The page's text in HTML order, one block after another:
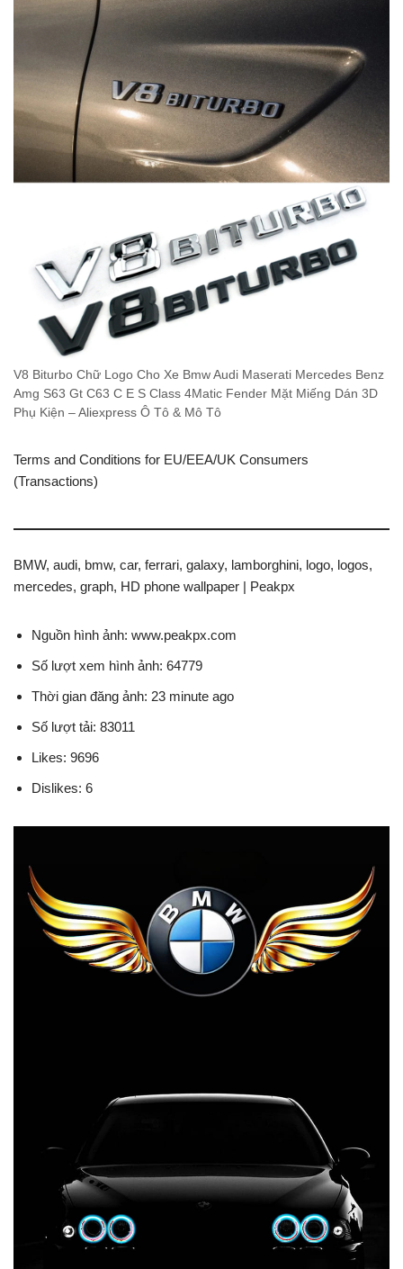
V8 Biturbo Chữ Logo Cho Xe Bmw Audi Maserati Mercedes Benz
Amg S63 Gt C63 C E S Class 4Matic Fender Mặt Miếng Dán 3D
Phụ Kiện – Aliexpress Ô Tô & Mô Tô
Terms and Conditions for EU/EEA/UK Consumers
(Transactions)
BMW, audi, bmw, car, ferrari, galaxy, lamborghini, logo, logos,
mercedes, graph, HD phone wallpaper | Peakpx
Nguồn hình ảnh: www.peakpx.com
Số lượt xem hình ảnh: 64779
Thời gian đăng ảnh: 23 minute ago
Số lượt tải: 83011
Likes: 9696
Dislikes: 6